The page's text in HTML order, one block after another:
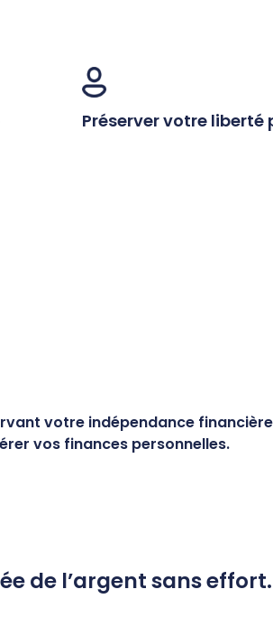
Préserver votre liberté
votre indépendance
vos finances personnelles.
de l’argent sans effort.